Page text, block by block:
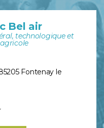
Bel air
technologique et
Fontenay le